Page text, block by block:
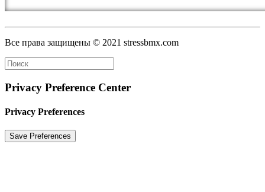
Все права защищены © 2021 stressbmx.com
Privacy Preference Center
Privacy Preferences